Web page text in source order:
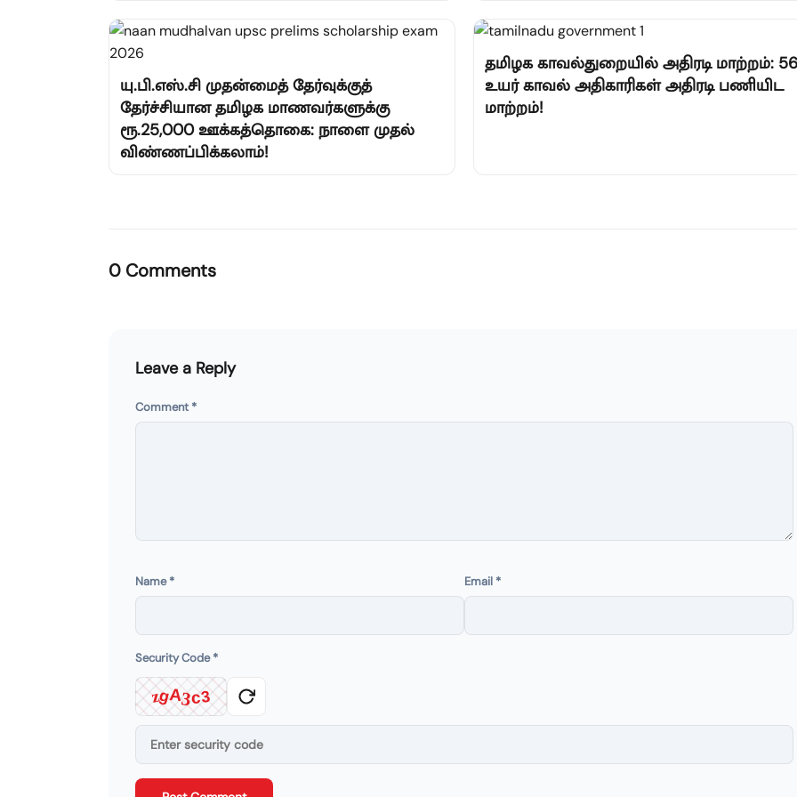
யு.பி.எஸ்.சி முதன்மைத் தேர்வுக்குத்
தேர்ச்சியான தமிழக மாணவர்களுக்கு
ரூ.25,000 ஊக்கத்தொகை: நாளை முதல்
விண்ணப்பிக்கலாம்!
தமிழக காவல்துறையில் அதிரடி மாற்றம்: 56
உயர் காவல் அதிகாரிகள் அதிரடி பணியிட
மாற்றம்!
0 Comments
Leave a Reply
Comment *
Name* Email *
Security Code*
zgA3c3